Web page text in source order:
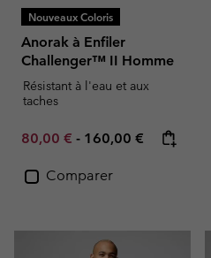
Nouveaux Coloris
Anorak à Enfiler
Challenger™ II Homme
Résistant à l'eau et aux
taches
Minimum sale price:
80,00 € - Maximum price:
160,00 €
Comparer